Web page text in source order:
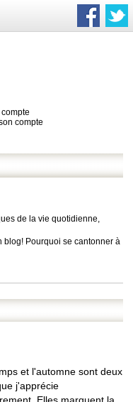
compte
de la vie quotidienne,
blog! Pourquoi se cantonner à
et l'automne sont deux
j'apprécie